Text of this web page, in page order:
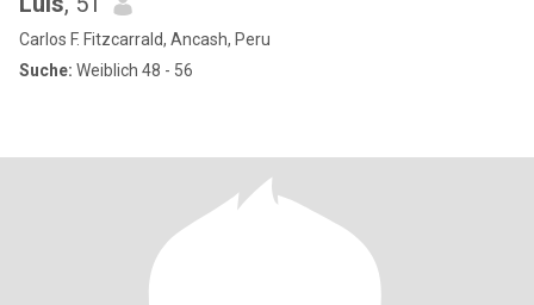
Carlos F. Fitzcarrald, Ancash, Peru
Suche: Weiblich 48 - 56